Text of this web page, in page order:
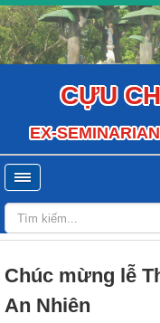
CỰU
EX-
Chúc mừng lễ
An Nhiên